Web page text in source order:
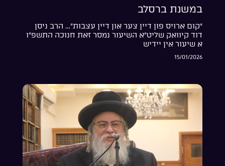
במשנת ברסלב
“קום ארויס פון דיין צער און דיין עצבות”… הרב ניסן
דוד קיוואק שליט”א השיעור נמסר זאת חנוכה התשפ”ו
א שיעור אין יידיש
15/01/2026